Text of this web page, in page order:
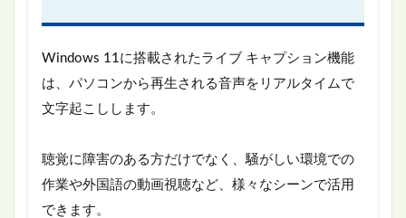
Windows 11に搭載されたライブ キャプション機能
は、パソコンから再生される音声をリアルタイムで
文字起こしします。
聴覚に障害のある方だけでなく、騒がしい環境での
作業や外国語の動画視聴など、様々なシーンで活用
できます。